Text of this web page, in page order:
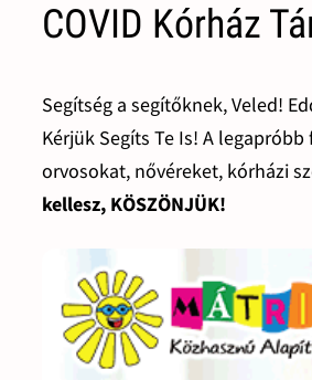
COVID Kórház
Segítség a segítőknek, Veled!
Kérjük Segíts Te Is! A
orvosokat, nővéreket, kórházi
kellesz, KÖSZÖNJÜK!